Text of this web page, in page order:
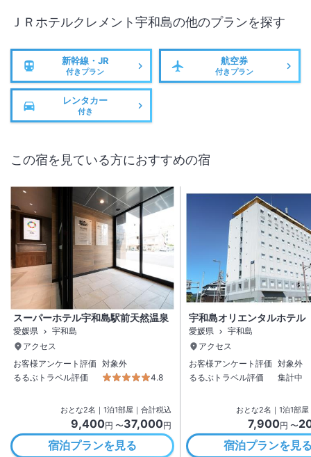
ＪＲホテルクレメント宇和島の他のプランを探す
新幹線・JR
付きプラン
航空券
付きプラン
レンタカー
付き
この宿を見ている方におすすめの宿
スーパーホテル宇和島駅前天然温泉
愛媛県
宇和島
アクセス
お客様アンケート評価 対象外
るるぶトラベル評価
4.8
おとな2名 ｜ 1泊1部屋｜合計税込
9,400円 〜37,000円
宿泊プランを見る
宇和島オリエンタルホテル
愛媛県
宇和島
アクセス
お客様アンケート評価 対象外
るるぶトラベル評価
集計中
おとな2名 ｜ 1泊1部屋
7,900円 〜
宿泊プランを見